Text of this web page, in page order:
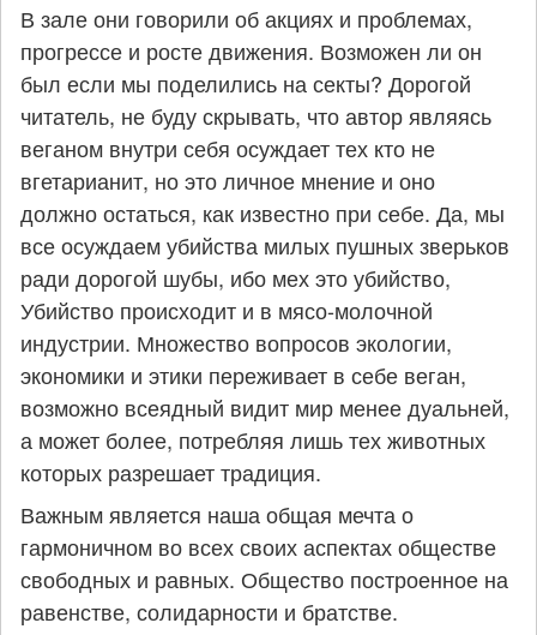
В зале они говорили об акциях и проблемах,
прогрессе и росте движения. Возможен ли он
был если мы поделились на секты? Дорогой
читатель, не буду скрывать, что автор являясь
веганом внутри себя осуждает тех кто не
вгетарианит, но это личное мнение и оно
должно остаться, как известно при себе. Да, мы
все осуждаем убийства милых пушных зверьков
ради дорогой шубы, ибо мех это убийство,
Убийство происходит и в мясо-молочной
индустрии. Множество вопросов экологии,
экономики и этики переживает в себе веган,
возможно всеядный видит мир менее дуальней,
а может более, потребляя лишь тех животных
которых разрешает традиция.
Важным является наша общая мечта о
гармоничном во всех своих аспектах обществе
свободных и равных. Общество построенное на
равенстве, солидарности и братстве.